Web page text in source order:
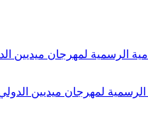
الرسمية لمهرجان ميديين